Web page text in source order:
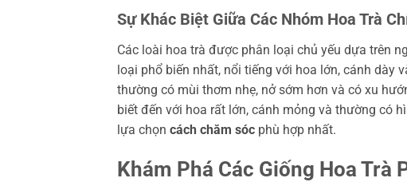
Sự Khác Biệt Giữa Các Nhóm Hoa Trà
Các loài hoa trà được phân loại chủ yếu dựa trên
loại phổ biến nhất, nổi tiếng với hoa lớn, cánh dày
thường có mùi thơm nhẹ, nở sớm hơn và có xu
biết đến với hoa rất lớn, cánh mỏng và thường có
lựa chọn cách chăm sóc phù hợp nhất.
Khám Phá Các Giống Hoa Trà